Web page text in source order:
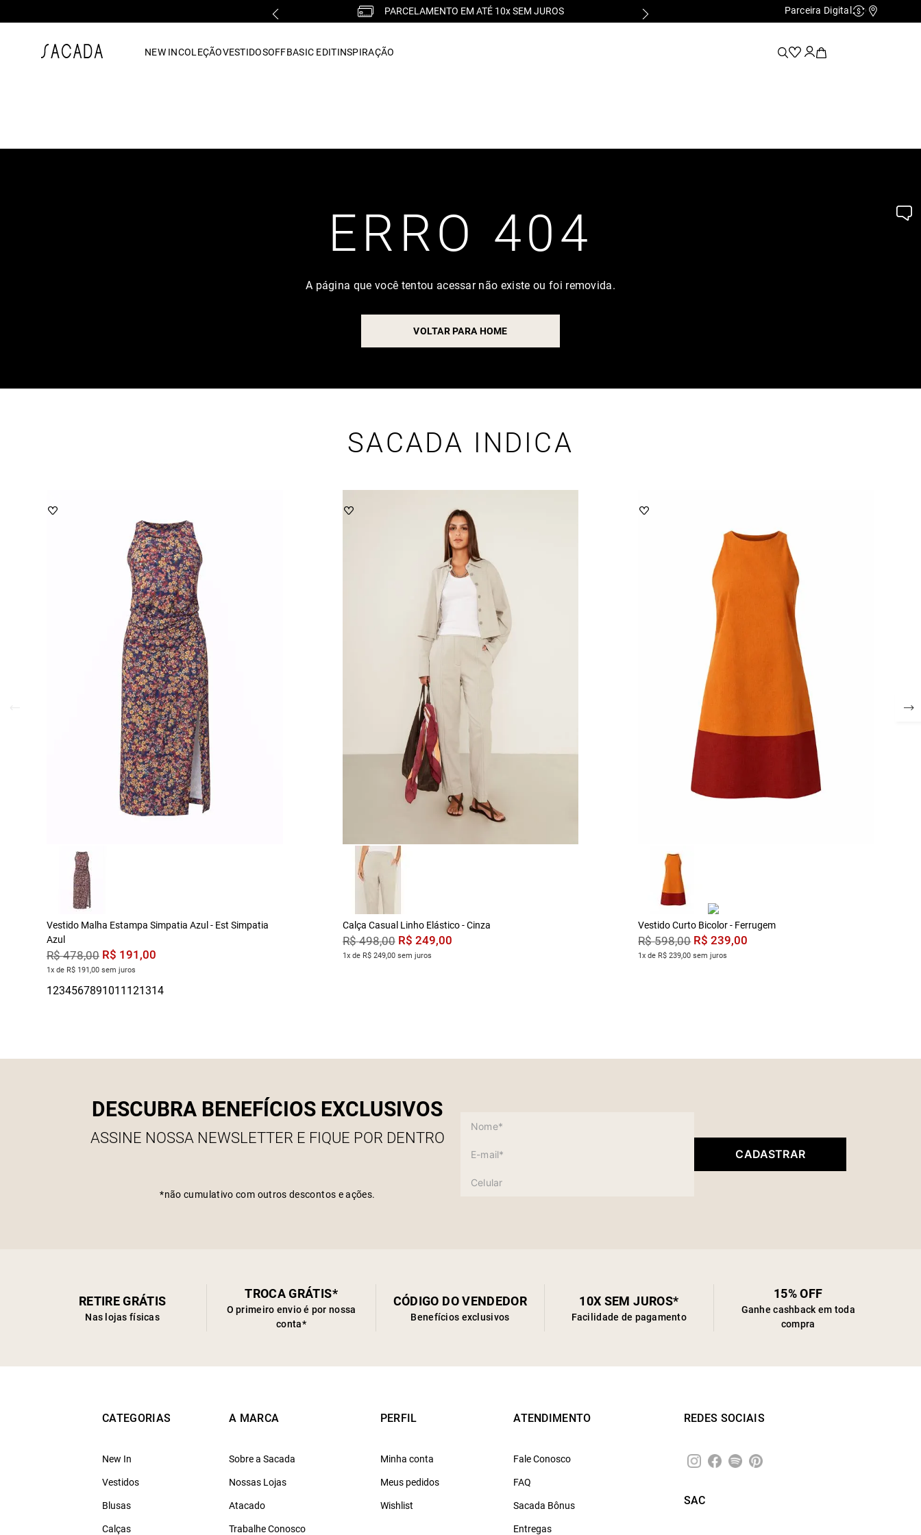
PARCELAMENTO EM ATÉ 10x SEM JUROS Parceira Digital Cashback
NEW INCOLEÇÃOVESTIDOSOFFBASIC EDITINSPIRAÇÃO
ERRO 404
A página que você tentou acessar não existe ou foi removida.
VOLTAR PARA HOME
SACADA INDICA
Vestido Malha Estampa Simpatia Azul - Est Simpatia
Azul
R$ 478,00 R$ 191 ,00
1x de R$ 191,00 sem juros
Calça Casual Linho Elástico - Cinza
R$ 498,00 R$ 249,00
1x de R$ 249,00 sem juros
Vestido Curto Bicolor - Ferrugem
R$ 598,00 R$ 239,00
1x de R$ 239,00 sem juros
DESCUBRA BENEFÍCIOS EXCLUSIVOS
ASSINE NOSSA NEWSLETTER E FIQUE POR DENTRO
*não cumulativo com outros descontos e ações.
CADASTRAR
RETIRE GRÁTIS
Nas lojas físicas
TROCA GRÁTIS*
O primeiro envio é por nossa
conta*
CÓDIGO DO VENDEDOR
Benefícios exclusivos
10X SEM JUROS*
Facilidade de pagamento
15% OFF
Ganhe cashback em toda
compra
CATEGORIAS
New In
Vestidos
Blusas
Calças
A MARCA
Sobre a Sacada
Nossas Lojas
Atacado
Trabalhe Conosco
PERFIL
Minha conta
Meus pedidos
Wishlist
ATENDIMENTO
Fale Conosco
FAQ
Sacada Bônus
Entregas
REDES SOCIAIS
SAC
vestido midi
7º macacão